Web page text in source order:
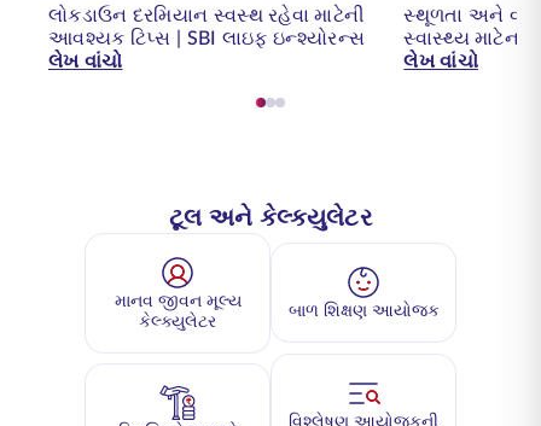
લોકડાઉન દરમિયાન સ્વસ્થ રહેવા માટેની
આવશ્યક ટિપ્સ | SBI લાઇફ ઇન્શ્યોરન્સ
લેખ વાંચો
સ્થૂળતા અને વધુ
સ્વાસ્થ્ય માટેના
લેખ વાંચો
ટૂલ અને કેલ્ક્યુલેટર
માનવ જીવન મૂલ્ય
કેલ્ક્યુલેટર
બાળ શિક્ષણ આયોજક
વિશ્લેષણ આયોજકની